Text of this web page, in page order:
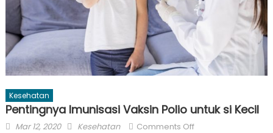
Kesehatan
Pentingnya Imunisasi Vaksin Polio untuk si Kecil
Posted
Mar 12, 2020 Author
Kesehatan Comments Offon